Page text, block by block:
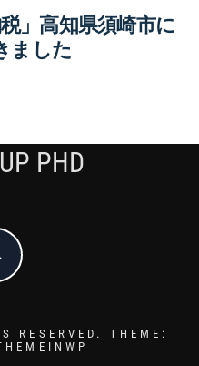
」高知県須崎市に
ました
PHD
RESERVED. THEME: